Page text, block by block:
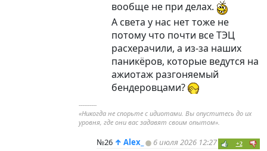
вообще не при делах.
А света у нас нет тоже не
потому что почти все ТЭЦ
расхерачили, а из-за наших
паникёров, которые ведутся на
ажиотаж разгоняемый
бендеровцами?
----------
«Никогда не спорьте с идиотами. Вы опуститесь до их
уровня, где они вас задавят своим опытом».
№26 ↑ Alex_ 6 июля 2026 12:27 +2